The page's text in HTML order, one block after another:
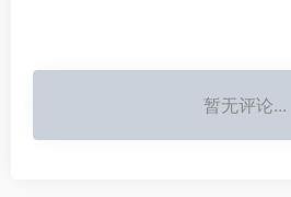
暂无评论...